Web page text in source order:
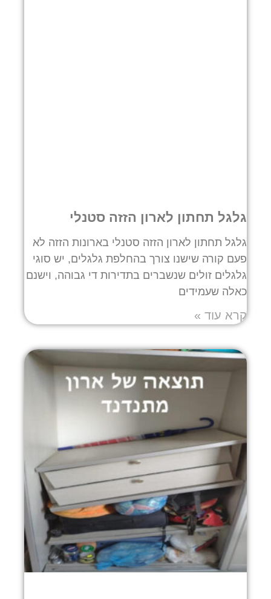
גלגל תחתון לארון הזזה סטנלי
גלגל תחתון לארון הזזה סטנלי בארונות הזזה לא
פעם קורה שישנו צורך בהחלפת גלגלים, יש סוגי
גלגלים זולים שנשברים בתדירות די גבוהה, וישנם
כאלה שעמידים
קרא עוד »